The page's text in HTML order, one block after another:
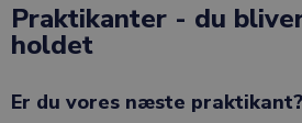
Praktikanter - du
holdet
Er du vores næste praktikant?